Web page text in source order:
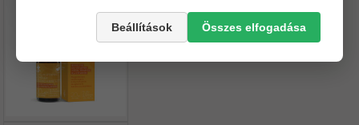
Beállítások Összes elfogadása